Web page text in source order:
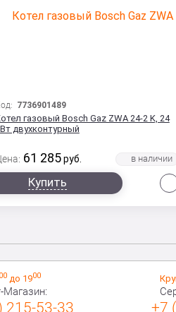
7736901489
газовый Bosch Gaz ZWA 24-2 K, 24
двухконтурный
61 285руб.
Купить
до 1900
Магазин:
215-53-33 +7